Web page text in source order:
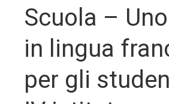
Scuola –
in lingua
per gli